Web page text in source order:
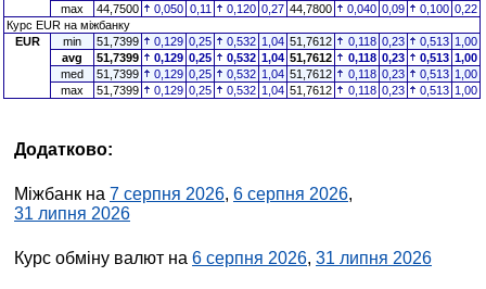
max
44,7500 0,050 0,11 0,120 0,27 44,7800 0,040 0,09 0,100 0,22
Курс EUR на міжбанку
EUR
min 51,7399 0,129 0,25 0,532 1,04 51,7612 0,118 0,23 0,513 1,00
avg
51,7399 0,129 0,25 0,532 1,04 51,7612 0,118 0,23 0,513 1,00
med
51,7399 0,129 0,25 0,532 1,04 51,7612 0,118 0,23 0,513 1,00
max
51,7399 0,129 0,25 0,532 1,04 51,7612 0,118 0,23 0,513 1,00
Додатково:
Міжбанк на 7 серпня 2026, 6 серпня 2026,
31 липня 2026
Курс обміну валют на 6 серпня 2026, 31 липня 2026